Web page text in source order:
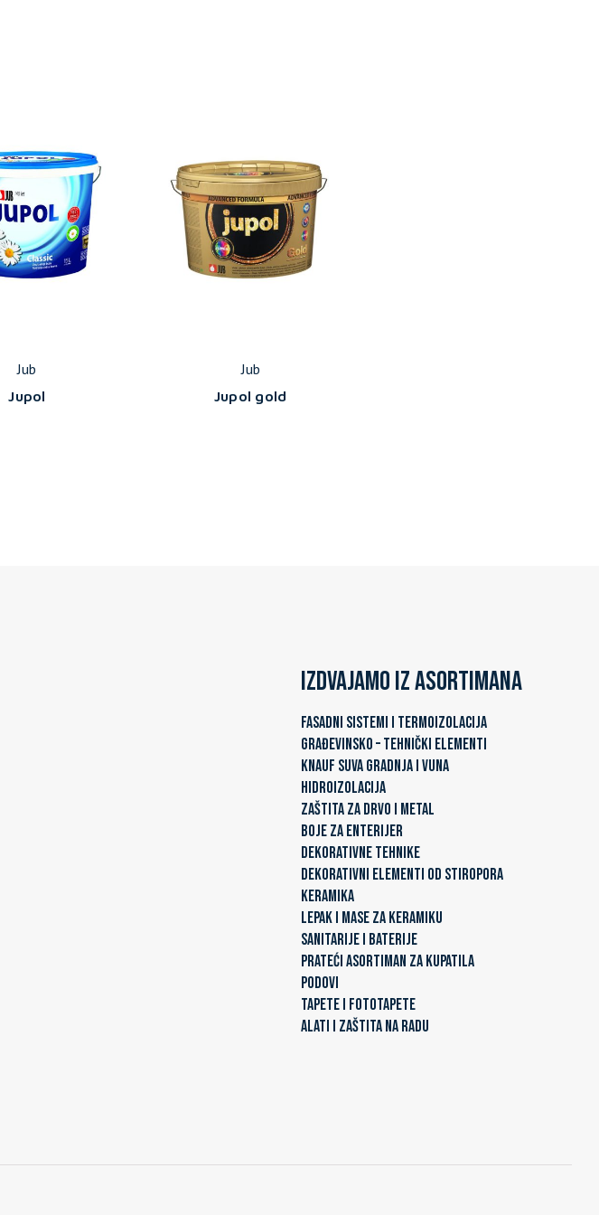
Jub
Jupol
Jub
Jupol gold
Izdvajamo iz asortimana
FASADNI SISTEMI I TERMOIZOLACIJA
GRAĐEVINSKO – TEHNIČKI ELEMENTI
KNAUF SUVA GRADNJA I VUNA
HIDROIZOLACIJA
ZAŠTITA ZA DRVO I METAL
BOJE ZA ENTERIJER
DEKORATIVNE TEHNIKE
DEKORATIVNI ELEMENTI OD STIROPORA
KERAMIKA
LEPAK I MASE ZA KERAMIKU
SANITARIJE I BATERIJE
PRATEĆI ASORTIMAN ZA KUPATILA
PODOVI
TAPETE I FOTOTAPETE
ALATI I ZAŠTITA NA RADU